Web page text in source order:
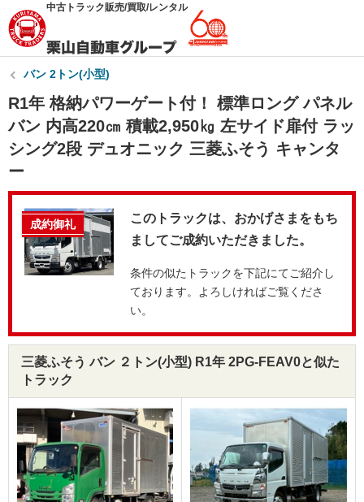
中古トラック販売/買取/レンタル
バン 2トン(小型)
R1年 格納パワーゲート付！ 標準ロング パネル
バン 内高220㎝ 積載2,950㎏ 左サイド扉付 ラッ
シング2段 デュオニック 三菱ふそう キャンタ
ー
成約御礼
このトラックは、おかげさまをもち
ましてご成約いただきました。
条件の似たトラックを下記にてご紹介し
ております。よろしければご覧くださ
い。
三菱ふそう バン ２トン(小型) R1年 2PG-FEAV0と似た
トラック